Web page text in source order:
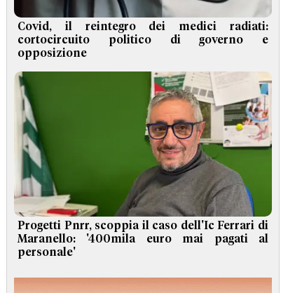
Covid, il reintegro dei medici radiati:
cortocircuito politico di governo e
opposizione
Progetti Pnrr, scoppia il caso dell'Ic Ferrari di
Maranello: '400mila euro mai pagati al
personale'